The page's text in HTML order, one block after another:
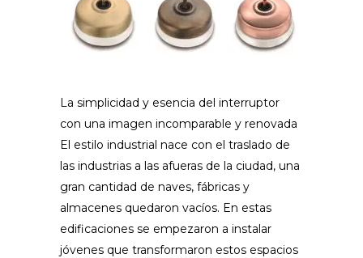
La simplicidad y esencia del interruptor
con una imagen incomparable y renovada
El estilo industrial nace con el traslado de
las industrias a las afueras de la ciudad, una
gran cantidad de naves, fábricas y
almacenes quedaron vacíos. En estas
edificaciones se empezaron a instalar
jóvenes que transformaron estos espacios